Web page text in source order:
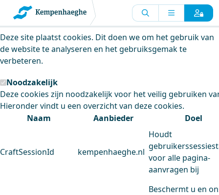
Kempenhaeghe maakt gebruik van
cookies
Deze site plaatst cookies. Dit doen we om het gebruik van
de website te analyseren en het gebruiksgemak te
verbeteren.
Noodzakelijk
Deze cookies zijn noodzakelijk voor het veilig gebruiken
Hieronder vindt u een overzicht van deze cookies.
Naam
Aanbieder Doel
CraftSessionId kempenhaeghe.nl
Houdt
voor alle pagina-
aanvragen bij
Beschermt u en